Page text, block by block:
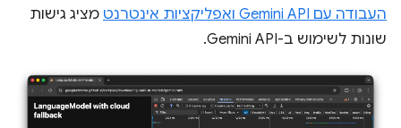
העבודה עם Gemini API ואפליקציות אינטרנט
מציג גישות
שונות לשימוש ב-Gemini API.